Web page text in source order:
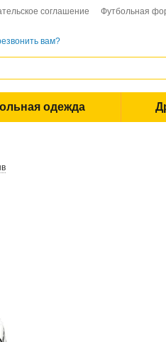
соглашение Футбольная
вам?
одежда